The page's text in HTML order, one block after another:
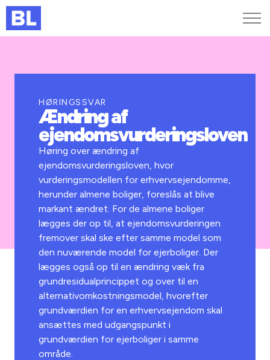
Kurser og arrangementer
Jobportalen
HØRINGSSVAR
Ændring af
ejendomsvurderingsloven
Høring over ændring af
ejendomsvurderingsloven, hvor
vurderingsmodellen for erhvervsejendomme,
herunder almene boliger, foreslås at blive
markant ændret. For de almene boliger
lægges der op til, at ejendomsvurderingen
fremover skal ske efter samme model som
den nuværende model for ejerboliger. Der
lægges også op til en ændring væk fra
grundresidualprincippet og over til en
alternativomkostningsmodel, hvorefter
grundværdien for en erhvervsejendom skal
ansættes med udgangspunkt i
grundværdien for ejerboliger i samme
område.